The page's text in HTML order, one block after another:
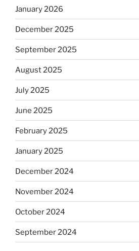
January 2026
December 2025
September 2025
August 2025
July 2025
June 2025
February 2025
January 2025
December 2024
November 2024
October 2024
September 2024